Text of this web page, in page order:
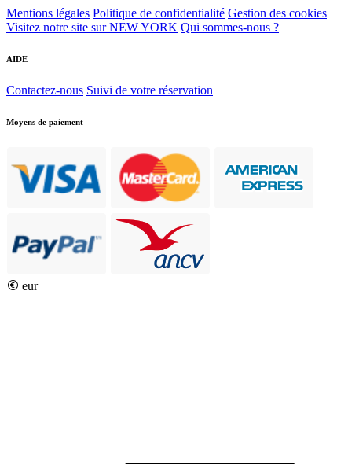
Mentions légales Politique de confidentialité Gestion des cookies
Visitez notre site sur NEW YORK Qui sommes-nous ?
AIDE
Contactez-nous Suivi de votre réservation
Moyens de paiement
eur